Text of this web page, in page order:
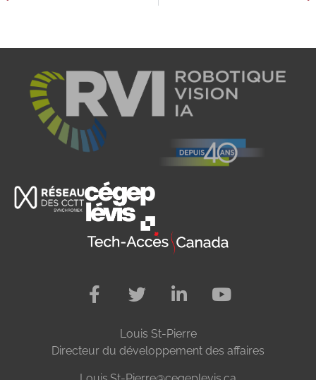
Louis St-Pierre
Directeur du développement des affaires